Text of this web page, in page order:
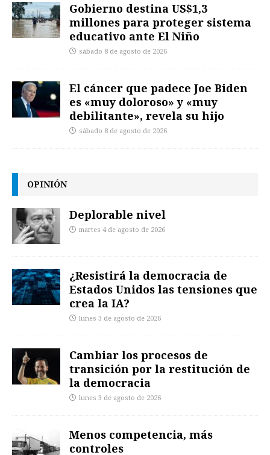
Gobierno destina US$1,3
millones para proteger sistema
educativo ante El Niño
sábado 8 de agosto de 2026
El cáncer que padece Joe Biden
es «muy doloroso» y «muy
debilitante», revela su hijo
sábado 8 de agosto de 2026
OPINIÓN
Deplorable nivel
martes 4 de agosto de 2026
¿Resistirá la democracia de
Estados Unidos las tensiones que
crea la IA?
lunes 3 de agosto de 2026
Cambiar los procesos de
transición por la restitución de
la democracia
lunes 3 de agosto de 2026
Menos competencia, más
controles